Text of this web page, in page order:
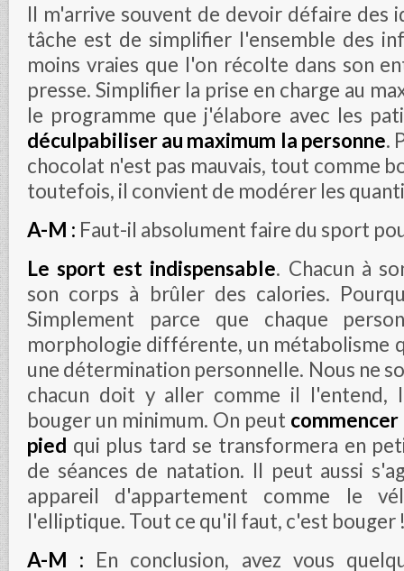
Il m'arrive souvent de devoir défaire des
tâche est de simplifier l'ensemble des
moins vraies que l'on récolte dans son
presse. Simplifier la prise en charge au
le programme que j'élabore avec les
déculpabiliser au maximum la personne.
chocolat n'est pas mauvais, tout comme
toutefois, il convient de modérer les
A-M : Faut-il absolument faire du sport
Le sport est indispensable. Chacun à
son corps à brûler des calories.
Simplement parce que chaque
morphologie différente, un métabolisme
une détermination personnelle. Nous ne
chacun doit y aller comme il l'entend,
bouger un minimum. On peut commencer
pied qui plus tard se transformera en
de séances de natation. Il peut aussi
appareil d'appartement comme le
l'elliptique. Tout ce qu'il faut, c'est bouger
A-M : En conclusion, avez vous